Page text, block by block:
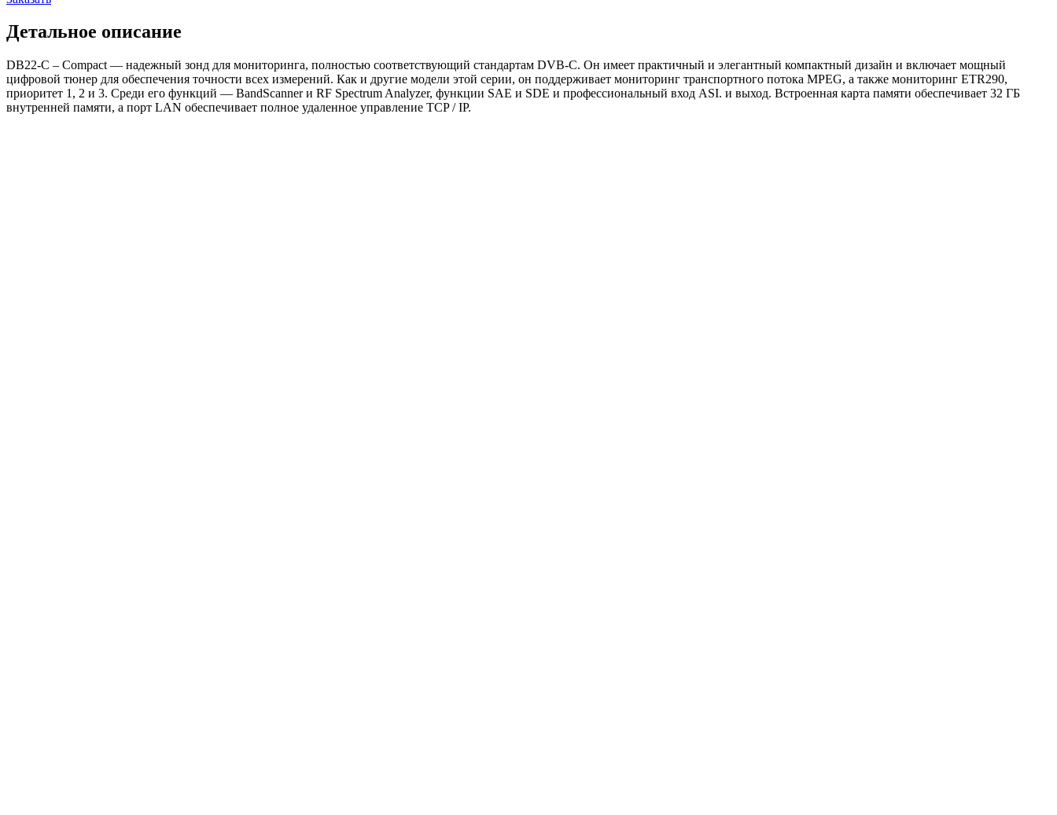
Детальное описание
DB22-C – Compact — надежный зонд для мониторинга, полностью соответствующий стандартам DVB-C. Он имеет практичный и элегантный компактный дизайн и включает мощный
цифровой тюнер для обеспечения точности всех измерений. Как и другие модели этой серии, он поддерживает мониторинг транспортного потока MPEG, а также мониторинг ETR290,
приоритет 1, 2 и 3. Среди его функций — BandScanner и RF Spectrum Analyzer, функции SAE и SDE и профессиональный вход ASI. и выход. Встроенная карта памяти обеспечивает 32 ГБ
внутренней памяти, а порт LAN обеспечивает полное удаленное управление TCP / IP.